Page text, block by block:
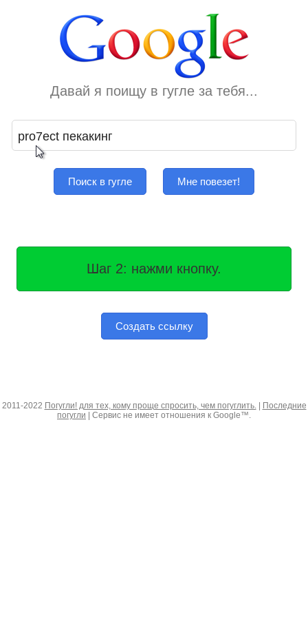
Давай я поищу в гугле за тебя...
Поиск в гугле Мне повезет!
Шаг 2: нажми кнопку.
Создать ссылку
2011-2022 Погугли! для тех, кому проще спросить, чем погуглить.|
Последние
погугли | Сервис не имеет отношения к Google™.